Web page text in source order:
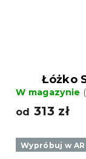
Łóżko
W magazynie
od 313 zł
Wypróbuj w